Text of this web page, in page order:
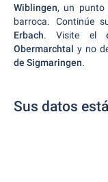
Wiblingen, un punto
barroca. Continúe
Erbach. Visite el
Obermarchtal y no
de Sigmaringen.
Sus datos